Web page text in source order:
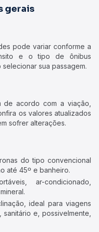
gerais
pode variar conforme a
e o tipo de ônibus
sua passagem.
de acordo com a viação,
os valores atualizados
sofrer alterações.
do tipo convencional
até 45º e banheiro.
ar-condicionado,
ideal para viagens
e, possivelmente,